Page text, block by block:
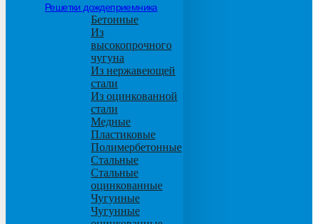
Решетки дождеприемника
Бетонные
Из
высокопрочного
чугуна
Из нержавеющей
стали
Из оцинкованной
стали
Медные
Пластиковые
Полимербетонные
Стальные
Стальные
оцинкованные
Чугунные
Чугунные